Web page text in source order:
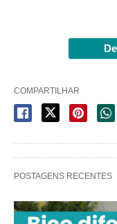
COMPARTILHAR
POSTAGENS RECENTES